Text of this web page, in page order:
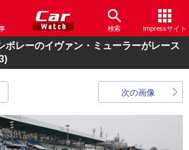
検索 Impressサイト
ボレーのイヴァン・ミューラーがレース
次の画像